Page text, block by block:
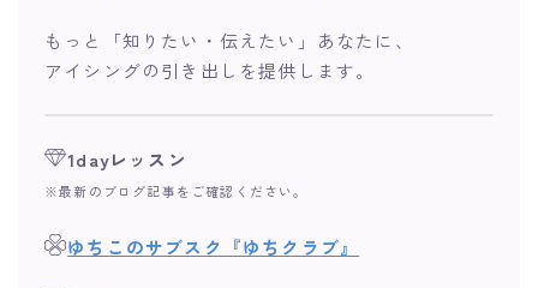
もっと「知りたい・伝えたい」あなたに、
アイシングの引き出しを提供します。
1dayレッスン
※最新のブログ記事をご確認ください。
ゆちこのサブスク『ゆちクラブ』